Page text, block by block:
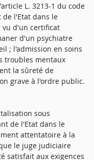
L. 3213-1 du code
l'Etat dans le
d'un certificat
d'un psychiatre
; l'admission en soins
troubles mentaux
la sûreté de
grave à l'ordre public.
sous
de l'Etat dans le
attentatoire à la
le juge judiciaire
satisfait aux exigences